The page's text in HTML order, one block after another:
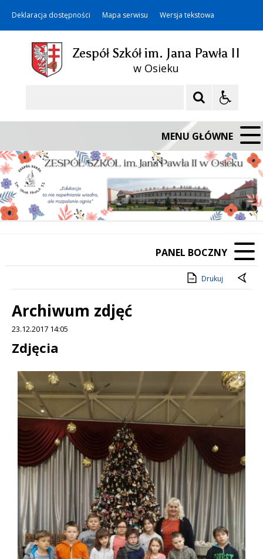
Deklaracja dostępności Mapa serwisu Wersja tekstowa
Zespół Szkół im. Jana Pawła II
w Osieku
MENU GŁÓWNE
PANEL BOCZNY
Drukuj
Archiwum zdjęć
23.12.2017 14:05
Treść
Zdjęcia